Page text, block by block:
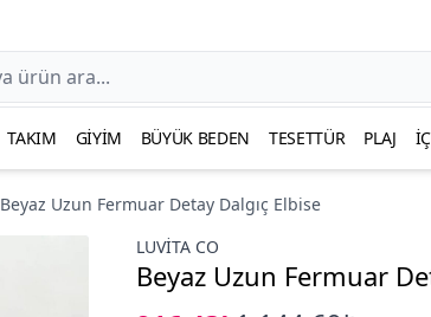
TAKIM GIYIM BÜYÜK BEDEN TESETTÜR PLAJ
Beyaz Uzun Fermuar Detay Dalgıç Elbise
LUVITA CO
Beyaz Uzun Fermuar